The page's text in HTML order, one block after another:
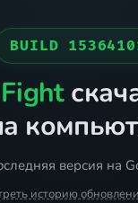
BUILD
версия на
историю